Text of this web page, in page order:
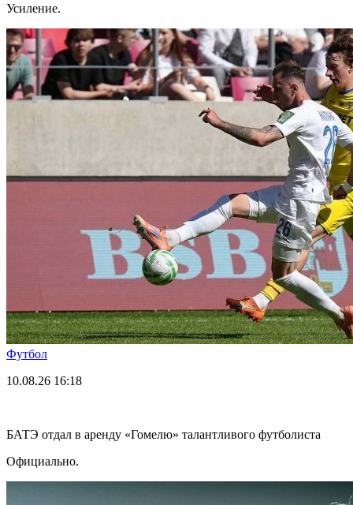
Усиление.
Футбол
10.08.26 16:18
БАТЭ отдал в аренду «Гомелю» талантливого футболиста
Официально.